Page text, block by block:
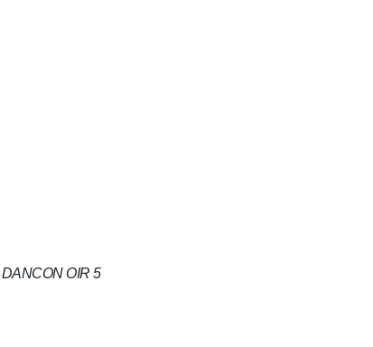
OIR 5